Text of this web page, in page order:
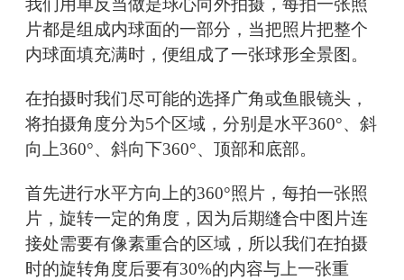
我们用单反当做是球心向外拍摄，每拍一张照
片都是组成内球面的一部分，当把照片把整个
内球面填充满时，便组成了一张球形全景图。
在拍摄时我们尽可能的选择广角或鱼眼镜头，
将拍摄角度分为5个区域，分别是水平360°、斜
向上360°、斜向下360°、顶部和底部。
首先进行水平方向上的360°照片，每拍一张照
片，旋转一定的角度，因为后期缝合中图片连
接处需要有像素重合的区域，所以我们在拍摄
时的旋转角度后要有30%的内容与上一张重